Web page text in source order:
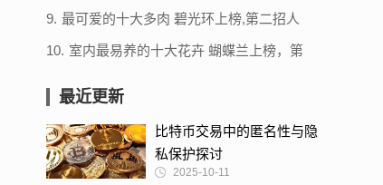
9. 最可爱的十大多肉 碧光环上榜,第二招人
10. 室内最易养的十大花卉 蝴蝶兰上榜，第
最近更新
比特币交易中的匿名性与隐
私保护探讨
2025-10-11